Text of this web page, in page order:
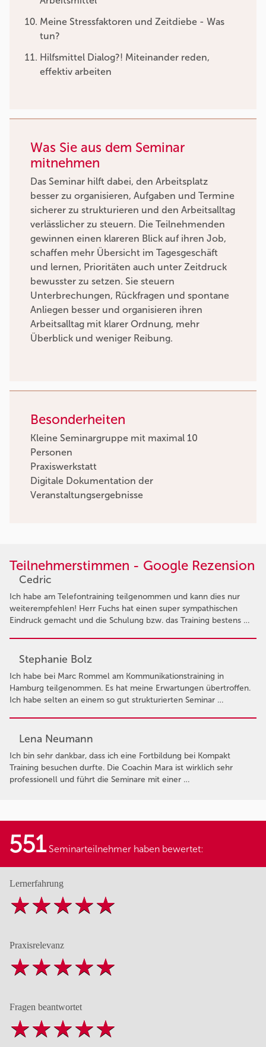
Meine Stressfaktoren und Zeitdiebe - Was
tun?
Hilfsmittel Dialog?! Miteinander reden,
effektiv arbeiten
Was Sie aus dem Seminar
mitnehmen
Das Seminar hilft dabei, den Arbeitsplatz
besser zu organisieren, Aufgaben und Termine
sicherer zu strukturieren und den Arbeitsalltag
verlässlicher zu steuern. Die Teilnehmenden
gewinnen einen klareren Blick auf ihren Job,
schaffen mehr Übersicht im Tagesgeschäft
und lernen, Prioritäten auch unter Zeitdruck
bewusster zu setzen. Sie steuern
Unterbrechungen, Rückfragen und spontane
Anliegen besser und organisieren ihren
Arbeitsalltag mit klarer Ordnung, mehr
Überblick und weniger Reibung.
Besonderheiten
Kleine Seminargruppe mit maximal 10
Personen
Praxiswerkstatt
Digitale Dokumentation der
Veranstaltungsergebnisse
Teilnehmerstimmen - Google Rezension
Cedric
Ich habe am Telefontraining teilgenommen und kann dies nur
weiterempfehlen! Herr Fuchs hat einen super sympathischen
Eindruck gemacht und die Schulung bzw. das Training bestens …
Stephanie Bolz
Ich habe bei Marc Rommel am Kommunikationstraining in
Hamburg teilgenommen. Es hat meine Erwartungen übertroffen.
Ich habe selten an einem so gut strukturierten Seminar …
Lena Neumann
Ich bin sehr dankbar, dass ich eine Fortbildung bei Kompakt
Training besuchen durfte. Die Coachin Mara ist wirklich sehr
professionell und führt die Seminare mit einer …
551Seminarteilnehmer haben bewertet:
Lernerfahrung
Praxisrelevanz
Fragen beantwortet